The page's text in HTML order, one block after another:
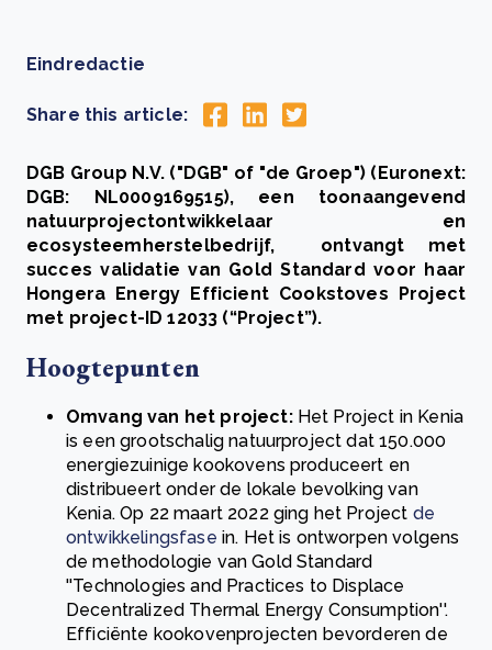
Eindredactie
Share this article:
DGB Group N.V. ("DGB" of "de Groep") (Euronext:
DGB: NL0009169515), een toonaangevend
natuurprojectontwikkelaar en
ecosysteemherstelbedrijf, ontvangt met
succes validatie van Gold Standard voor haar
Hongera Energy Efficient Cookstoves Project
met project-ID 12033 (“Project”).
Hoogtepunten
Omvang van het project: Het Project in Kenia
is een grootschalig natuurproject dat 150.000
energiezuinige kookovens produceert en
distribueert onder de lokale bevolking van
Kenia. Op 22 maart 2022 ging het Project de
ontwikkelingsfase in. Het is ontworpen volgens
de methodologie van Gold Standard
''Technologies and Practices to Displace
Decentralized Thermal Energy Consumption''.
Efficiënte kookovenprojecten bevorderen de